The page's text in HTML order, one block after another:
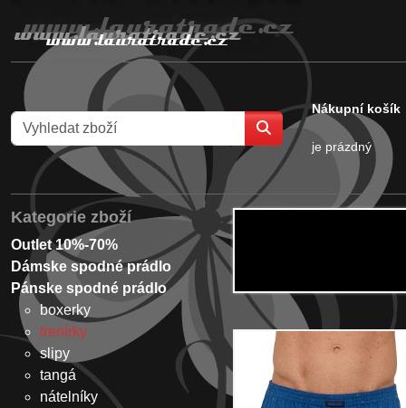
Nákupní košík
je prázdný
Kategorie zboží
Outlet 10%-70%
Dámske spodné prádlo
Pánske spodné prádlo
boxerky
trenírky
slipy
tangá
nátelníky